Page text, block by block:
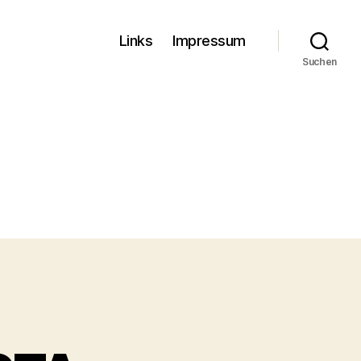
Links Impressum
Suchen